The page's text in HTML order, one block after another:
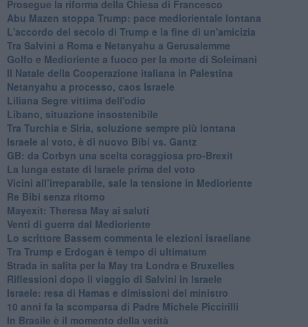
Prosegue la riforma della Chiesa di Francesco
Abu Mazen stoppa Trump: pace mediorientale lontana
L'accordo del secolo di Trump e la fine di un'amicizia
Tra Salvini a Roma e Netanyahu a Gerusalemme
Golfo e Medioriente a fuoco per la morte di Soleimani
Il Natale della Cooperazione italiana in Palestina
Netanyahu a processo, caos Israele
Liliana Segre vittima dell'odio
Libano, situazione insostenibile
Tra Turchia e Siria, soluzione sempre più lontana
Israele al voto, è di nuovo Bibi vs. Gantz
GB: da Corbyn una scelta coraggiosa pro-Brexit
La lunga estate di Israele prima del voto
Vicini all’irreparabile, sale la tensione in Medioriente
Re Bibi senza ritorno
Mayexit: Theresa May ai saluti
Venti di guerra dal Medioriente
Lo scrittore Bassem commenta le elezioni israeliane
Tra Trump e Erdogan è tempo di ultimatum
Strada in salita per la May tra Londra e Bruxelles
Riflessioni dopo il viaggio di Salvini in Israele
Israele: resa di Hamas e dimissioni del ministro
10 anni fa la scomparsa di Padre Michele Piccirilli
In Brasile è il momento della verità